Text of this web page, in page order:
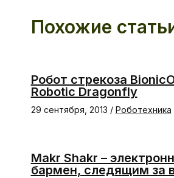
Похожие
Робот стрекоза
Robotic Dragonfly
29 сентября, 2013 / Роботехника
Makr Shakr –
бармен, следящим за